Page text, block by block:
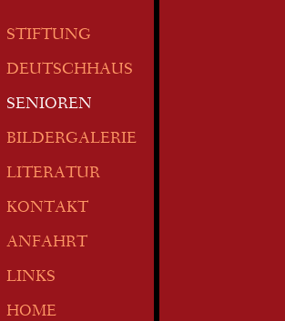
STIFTUNG
DEUTSCHHAUS
SENIOREN
BILDERGALERIE
LITERATUR
KONTAKT
ANFAHRT
LINKS
HOME